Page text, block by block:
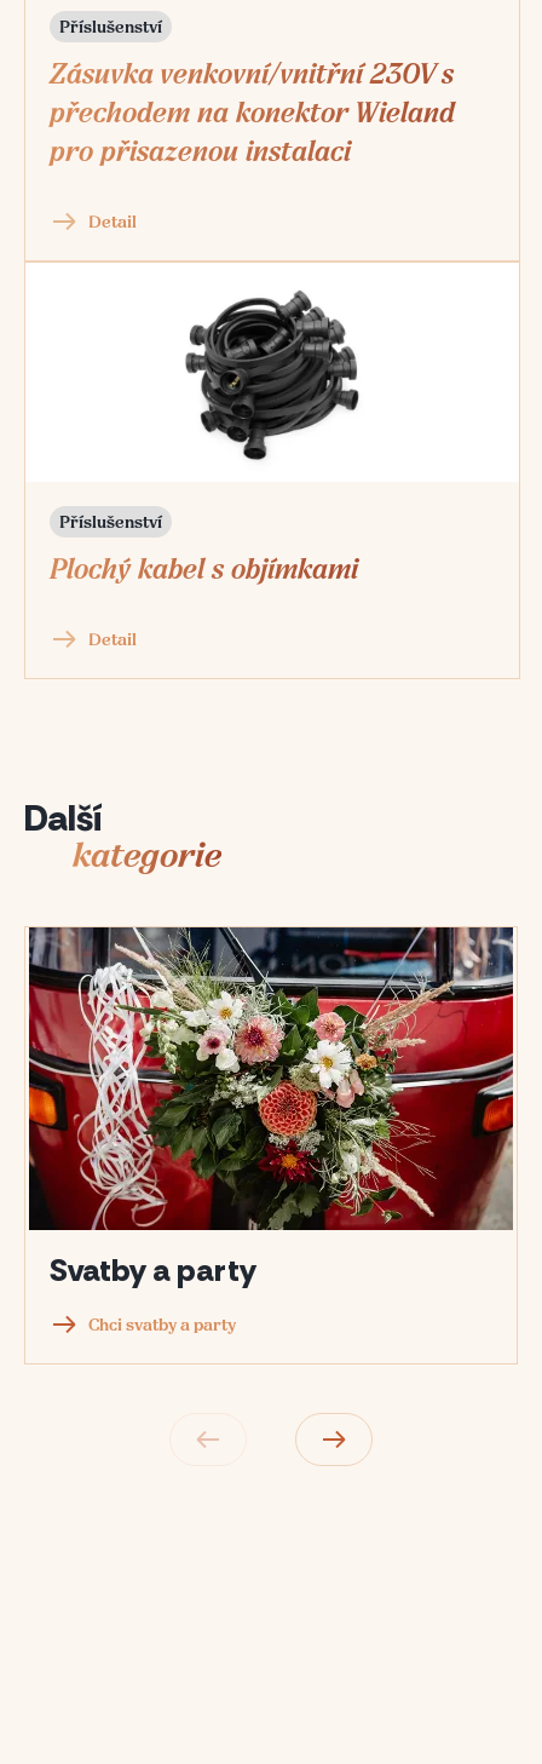
Příslušenství
Zásuvka venkovní/vnitřní 230V s
přechodem na konektor Wieland
pro přisazenou instalaci
Detail
Příslušenství
Plochý kabel s objímkami
Detail
Další
kategorie
Svatby a party
Chci svatby a party